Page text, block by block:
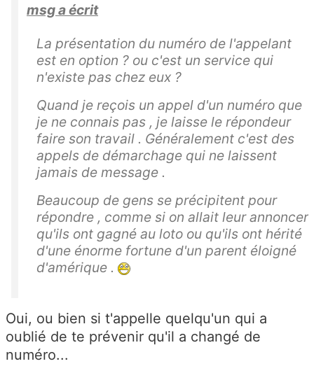
msg a écrit
La présentation du numéro de l'appelant
est en option ? ou c'est un service qui
n'existe pas chez eux ?
Quand je reçois un appel d'un numéro que
je ne connais pas , je laisse le répondeur
faire son travail . Généralement c'est des
appels de démarchage qui ne laissent
jamais de message .
Beaucoup de gens se précipitent pour
répondre , comme si on allait leur annoncer
qu'ils ont gagné au loto ou qu'ils ont hérité
d'une énorme fortune d'un parent éloigné
d'amérique .
Oui, ou bien si t'appelle quelqu'un qui a
oublié de te prévenir qu'il a changé de
numéro...